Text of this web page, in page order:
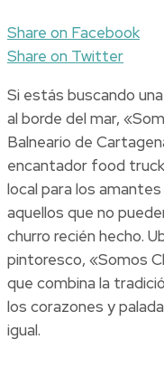
Share on Facebook
Share on Twitter
Si estás buscando
al borde del mar,
Balneario de
encantador food
local para los
aquellos que no
churro recién hecho.
pintoresco, «Somos
que combina la
los corazones y
igual.